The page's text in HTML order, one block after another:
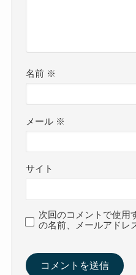
名前 ※
メール ※
サイト
次回のコメントで使用
の名前、メールアドレ